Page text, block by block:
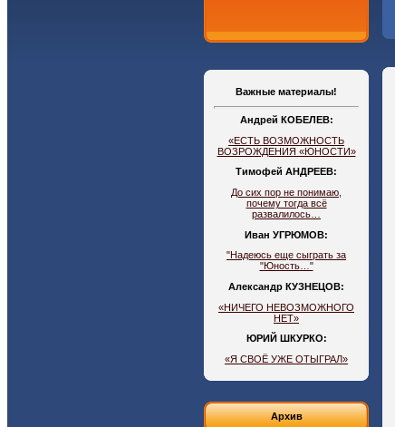
Важные материалы!
Андрей КОБЕЛЕВ:
«ЕСТЬ ВОЗМОЖНОСТЬ
ВОЗРОЖДЕНИЯ «ЮНОСТИ»
Тимофей АНДРЕЕВ:
До сих пор не понимаю,
почему тогда всё
развалилось…
Иван УГРЮМОВ:
"Надеюсь еще сыграть за
"Юность…"
Александр КУЗНЕЦОВ:
«НИЧЕГО НЕВОЗМОЖНОГО
НЕТ»
ЮРИЙ ШКУРКО:
«Я СВОЁ УЖЕ ОТЫГРАЛ»
Архив